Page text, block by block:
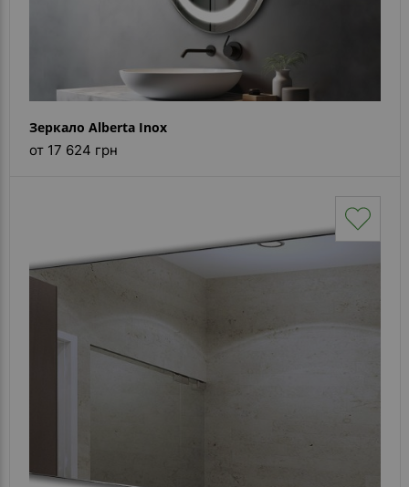
Зеркало Alberta Inox
от 17 624 грн